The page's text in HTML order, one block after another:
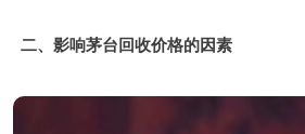
二、影响茅台回收价格的因素